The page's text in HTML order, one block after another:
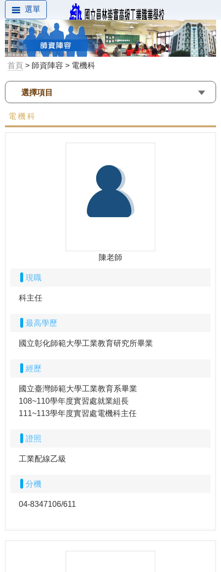
選單
首頁 > 師資陣容 > 電機科
選擇項目
電機科
陳老師
現職
科主任
最高學歷
國立彰化師範大學工業教育研究所畢業
經歷
國立臺灣師範大學工業教育系畢業
108~110學年度實習處就業組長
111~113學年度實習處電機科主任
證照
工業配線乙級
分機
04-8347106/611